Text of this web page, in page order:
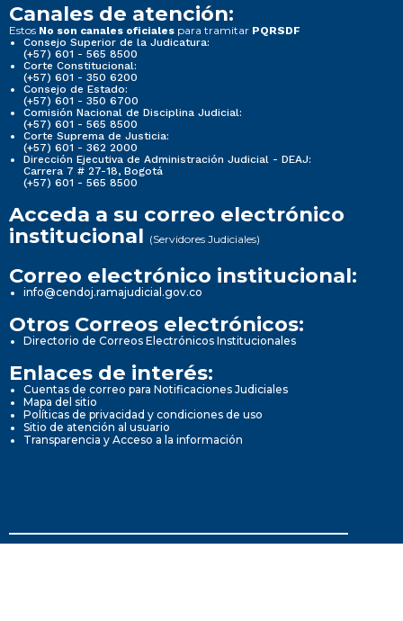
Canales de atención:
Estos No son canales oficiales para tramitar PQRSDF
Consejo Superior de la Judicatura:
(+57) 601 - 565 8500
Corte Constitucional:
(+57) 601 - 350 6200
Consejo de Estado:
(+57) 601 - 350 6700
Comisión Nacional de Disciplina Judicial:
(+57) 601 - 565 8500
Corte Suprema de Justicia:
(+57) 601 - 362 2000
Dirección Ejecutiva de Administración Judicial - DEAJ:
Carrera 7 # 27-18, Bogotá
(+57) 601 - 565 8500
Acceda a su correo electrónico
institucional (Servidores Judiciales)
Correo electrónico institucional:
info@cendoj.ramajudicial.gov.co
Otros Correos electrónicos:
Directorio de Correos Electrónicos Institucionales
Enlaces de interés:
Cuentas de correo para Notificaciones Judiciales
Mapa del sitio
Políticas de privacidad y condiciones de uso
Sitio de atención al usuario
Transparencia y Acceso a la información